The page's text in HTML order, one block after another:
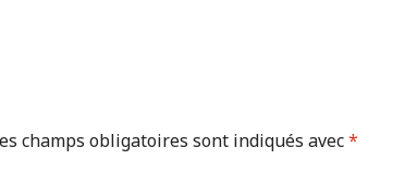
champs obligatoires sont indiqués avec*